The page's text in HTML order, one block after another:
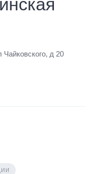
Чайковского, д 20